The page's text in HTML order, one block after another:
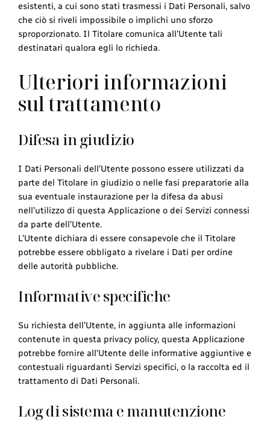
esistenti, a cui sono stati trasmessi i Dati Personali, salvo
che ciò si riveli impossibile o implichi uno sforzo
sproporzionato. Il Titolare comunica all’Utente tali
destinatari qualora egli lo richieda.
Ulteriori informazioni
sul trattamento
Difesa in giudizio
I Dati Personali dell’Utente possono essere utilizzati da
parte del Titolare in giudizio o nelle fasi preparatorie alla
sua eventuale instaurazione per la difesa da abusi
nell’utilizzo di questa Applicazione o dei Servizi connessi
da parte dell’Utente.
L’Utente dichiara di essere consapevole che il Titolare
potrebbe essere obbligato a rivelare i Dati per ordine
delle autorità pubbliche.
Informative specifiche
Su richiesta dell’Utente, in aggiunta alle informazioni
contenute in questa privacy policy, questa Applicazione
potrebbe fornire all’Utente delle informative aggiuntive e
contestuali riguardanti Servizi specifici, o la raccolta ed il
trattamento di Dati Personali.
Log di sistema e manutenzione